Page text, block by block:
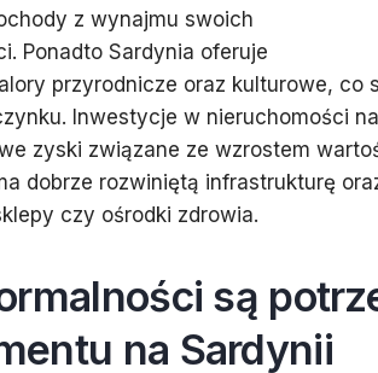
z wynajmu swoich
Ponadto Sardynia oferuje
przyrodnicze oraz kulturowe, co
Inwestycje w nieruchomości
zyski związane ze wzrostem
dobrze rozwiniętą infrastrukturę
czy ośrodki zdrowia.
są
na Sardynii